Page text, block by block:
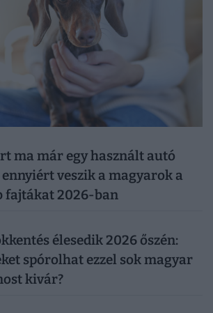
ma már egy használt autó
veszik a magyarok a
fajtákat 2026-ban
élesedik 2026 őszén:
spórolhat ezzel sok magyar
kivár?